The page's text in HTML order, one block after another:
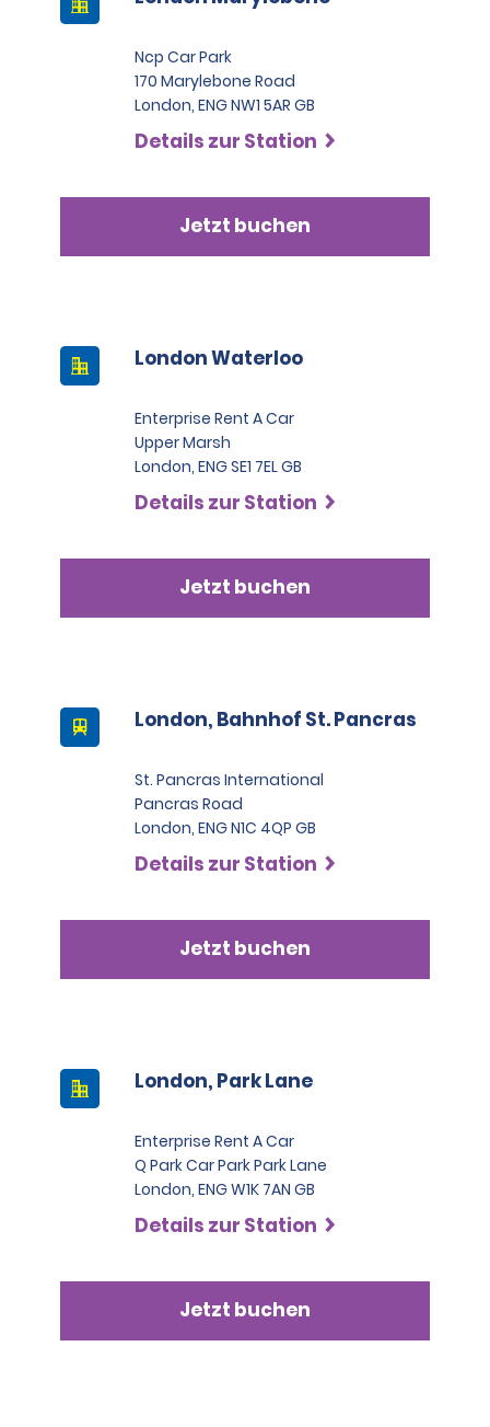
Ncp Car Park
170 Marylebone Road
London, ENG NW1 5AR GB
Details zur Station
Jetzt buchen
London Waterloo
Enterprise Rent A Car
Upper Marsh
London, ENG SE1 7EL GB
Details zur Station
Jetzt buchen
London, Bahnhof St. Pancras
St. Pancras International
Pancras Road
London, ENG N1C 4QP GB
Details zur Station
Jetzt buchen
London, Park Lane
Enterprise Rent A Car
Q Park Car Park Park Lane
London, ENG W1K 7AN GB
Details zur Station
Jetzt buchen